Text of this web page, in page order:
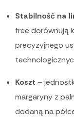
Stabilność na
free dorównują
precyzyjnego
Koszt –
margaryny z
dodaną na